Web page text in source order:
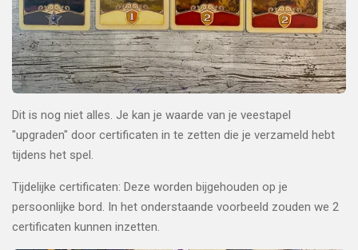
Dit is nog niet alles. Je kan je waarde van je veestapel
"upgraden" door certificaten in te zetten die je verzameld hebt
tijdens het spel.
Tijdelijke certificaten: Deze worden bijgehouden op je
persoonlijke bord. In het onderstaande voorbeeld zouden we 2
certificaten kunnen inzetten.